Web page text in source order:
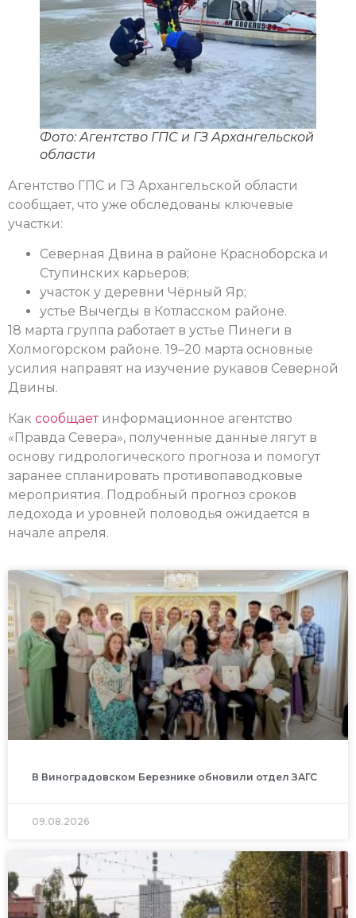
Фото: Агентство ГПС и ГЗ Архангельской
области
Агентство ГПС и ГЗ Архангельской области
сообщает, что уже обследованы ключевые
участки:
Северная Двина в районе Красноборска и
Ступинских карьеров;
участок у деревни Чёрный Яр;
устье Вычегды в Котласском районе.
18 марта группа работает в устье Пинеги в
Холмогорском районе. 19–20 марта основные
усилия направят на изучение рукавов Северной
Двины.
Как сообщаетинформационное агентство
«Правда Севера», полученные данные лягут в
основу гидрологического прогноза и помогут
заранее спланировать противопаводковые
мероприятия. Подробный прогноз сроков
ледохода и уровней половодья ожидается в
начале апреля.
В Виноградовском Березнике обновили отдел ЗАГС
09.08.2026